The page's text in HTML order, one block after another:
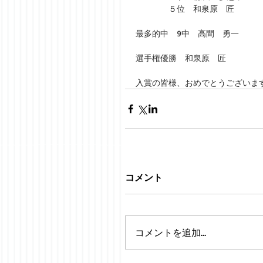
５位　和泉原　匠
最多的中　9中　高間　勇一
選手権優勝　和泉原　匠
入賞の皆様、おめでとうございま
コメント
コメントを追加…